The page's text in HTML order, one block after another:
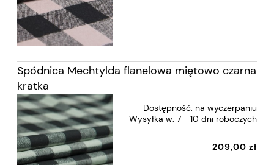
Spódnica Mechtylda flanelowa miętowo czarna
kratka
Dostępność: na wyczerpaniu
Wysyłka w: 7 - 10 dni roboczych
209,00 zł